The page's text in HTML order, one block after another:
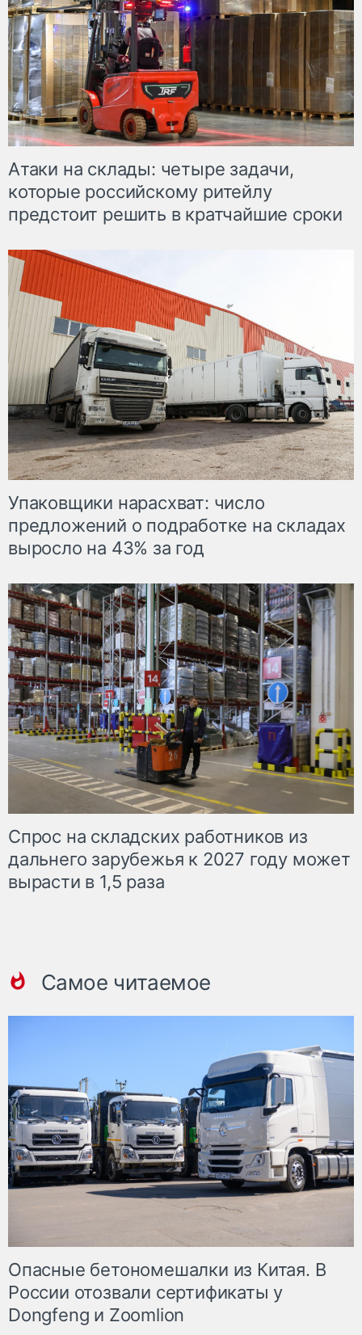
Атаки на склады: четыре задачи,
которые российскому ритейлу
предстоит решить в кратчайшие сроки
Упаковщики нарасхват: число
предложений о подработке на складах
выросло на 43% за год
Спрос на складских работников из
дальнего зарубежья к 2027 году может
вырасти в 1,5 раза
Самое читаемое
Опасные бетономешалки из Китая. В
России отозвали сертификаты у
Dongfeng и Zoomlion